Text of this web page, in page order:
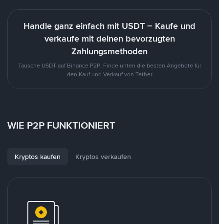
Handle ganz einfach mit USDT – Kaufe und
verkaufe mit deinen bevorzugten
Zahlungsmethoden
Tausche USDT auf Binance P2P. Finde unten die besten Angebote für
den Kauf und Verkauf von Tether
WIE P2P FUNKTIONIERT
Kryptos kaufen Kryptos verkaufen